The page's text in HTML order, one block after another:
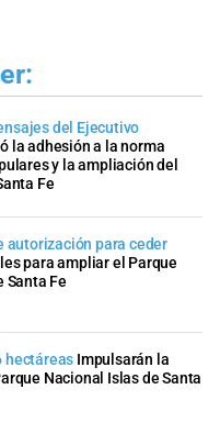
del Ejecutivo
la adhesión a la norma
y la ampliación del
Fe
autorización para ceder
para ampliar el Parque
Santa Fe
hectáreas Impulsarán la
Nacional Islas de Santa